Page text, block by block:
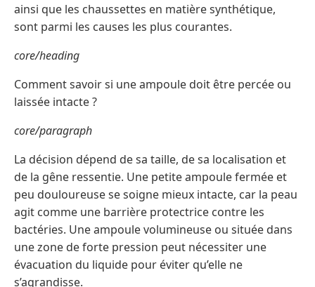
ainsi que les chaussettes en matière synthétique,
sont parmi les causes les plus courantes.
core/heading
Comment savoir si une ampoule doit être percée ou
laissée intacte ?
core/paragraph
La décision dépend de sa taille, de sa localisation et
de la gêne ressentie. Une petite ampoule fermée et
peu douloureuse se soigne mieux intacte, car la peau
agit comme une barrière protectrice contre les
bactéries. Une ampoule volumineuse ou située dans
une zone de forte pression peut nécessiter une
évacuation du liquide pour éviter qu’elle ne
s’agrandisse.